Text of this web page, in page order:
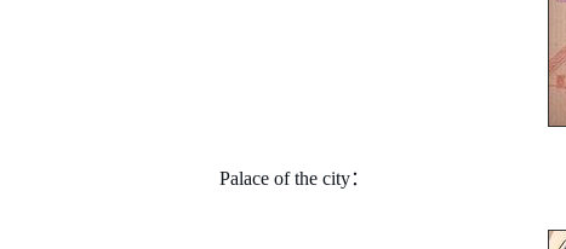
Palace of the city：